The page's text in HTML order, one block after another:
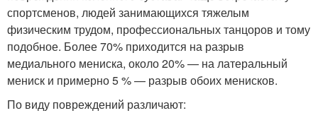
спортсменов, людей занимающихся тяжелым
физическим трудом, профессиональных танцоров и тому
подобное. Более 70% приходится на разрыв
медиального мениска, около 20% — на латеральный
мениск и примерно 5 % — разрыв обоих менисков.
По виду повреждений различают: